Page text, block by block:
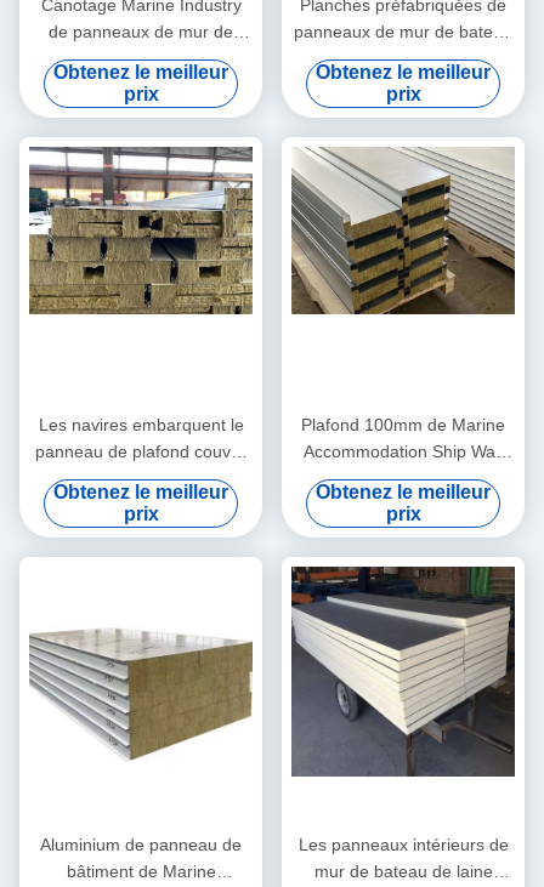
Canotage Marine Industry
de panneaux de mur de
bateau de séparation
3000mm
Obtenez le meilleur
prix
Planches préfabriquées de
panneaux de mur de bateau
de cabine 150MM
Obtenez le meilleur
prix
Les navires embarquent le
panneau de plafond couvre
de tuiles les feuilles
composées pour des
bateaux
Obtenez le meilleur
prix
Plafond 100mm de Marine
Accommodation Ship Wall
Panels
Obtenez le meilleur
prix
Aluminium de panneau de
bâtiment de Marine
Les panneaux intérieurs de
mur de bateau de laine